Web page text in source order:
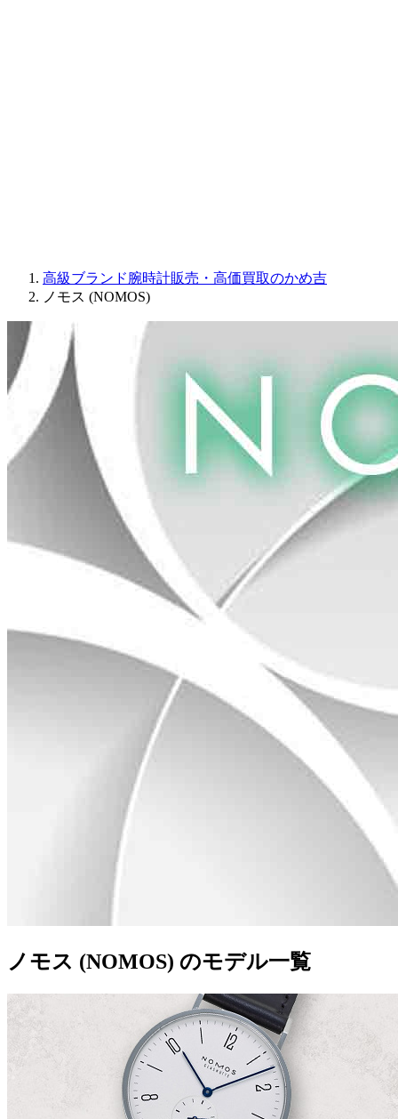
高級ブランド腕時計販売・高価買取のかめ吉
ノモス (NOMOS)
ノモス (NOMOS) のモデル一覧